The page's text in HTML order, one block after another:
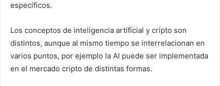
específicos.
Los conceptos de inteligencia artificial y cripto son
distintos, aunque al mismo tiempo se interrelacionan en
varios puntos, por ejemplo la AI puede ser implementada
en el mercado cripto de distintas formas.